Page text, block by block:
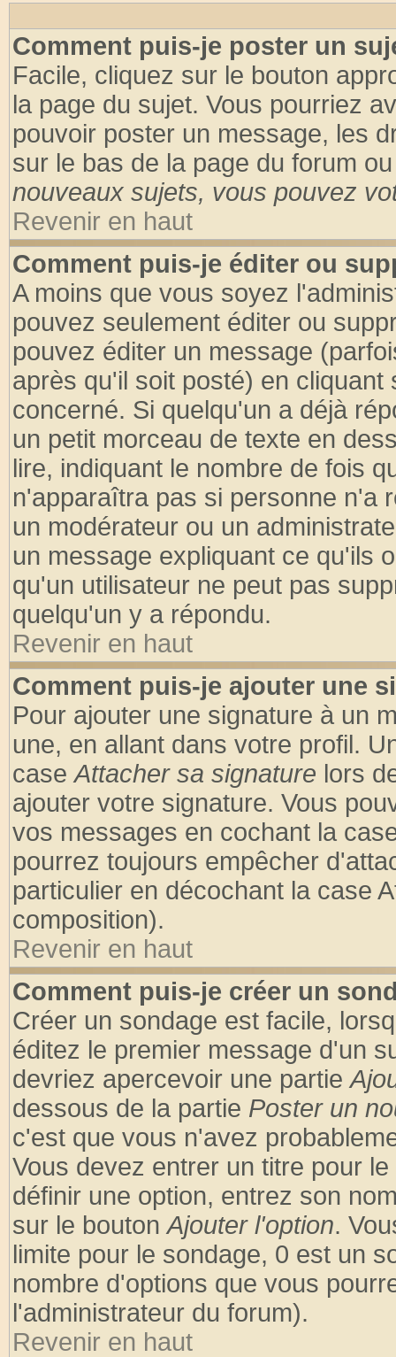
Comment puis-je poster un
Facile, cliquez sur le bouton
la page du sujet. Vous pourriez
pouvoir poster un message, les
sur le bas de la page du forum
nouveaux sujets, vous pouvez
Revenir en haut
Comment puis-je éditer ou
A moins que vous soyez
pouvez seulement éditer ou
pouvez éditer un message
après qu'il soit posté) en
concerné. Si quelqu'un a déjà
un petit morceau de texte en
lire, indiquant le nombre de fois
n'apparaîtra pas si personne n'a
un modérateur ou un
un message expliquant ce qu'ils
qu'un utilisateur ne peut pas
quelqu'un y a répondu.
Revenir en haut
Comment puis-je ajouter une
Pour ajouter une signature à un
une, en allant dans votre profil.
caseAttacher sa signature lors
ajouter votre signature. Vous
vos messages en cochant la
pourrez toujours empêcher
particulier en décochant la case
composition).
Revenir en haut
Comment puis-je créer un
Créer un sondage est facile,
éditez le premier message d'un
devriez apercevoir une partie
dessous de la partie Poster un
c'est que vous n'avez
Vous devez entrer un titre pour
définir une option, entrez son
sur le boutonAjouter l'option.
limite pour le sondage, 0 est un
nombre d'options que vous
l'administrateur du forum).
Revenir en haut